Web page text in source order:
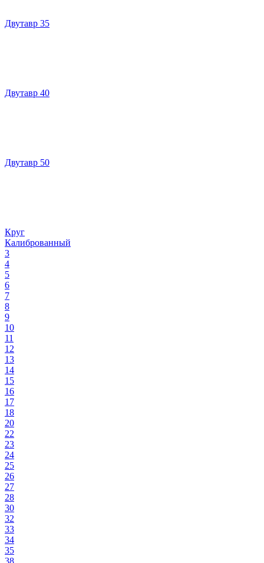
Двутавр 35
Двутавр 40
Двутавр 50
Круг
Калиброванный
3
4
5
6
7
8
9
10
11
12
13
14
15
16
17
18
20
22
23
24
25
26
27
28
30
32
33
34
35
38